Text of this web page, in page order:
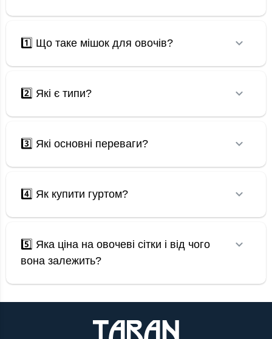
1️⃣ Що таке мішок для овочів?
2️⃣ Які є типи?
3️⃣ Які основні переваги?
4️⃣ Як купити гуртом?
5️⃣ Яка ціна на овочеві сітки і від чого
вона залежить?